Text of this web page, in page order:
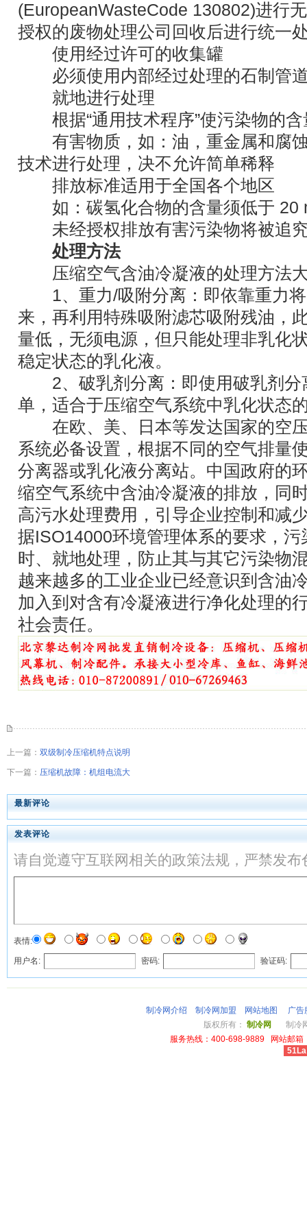
(EuropeanWasteCode 130802)进行
授权的废物处理公司回收后进行统一
使用经过许可的收集罐
必须使用内部经过处理的石制管
就地进行处理
根据“通用技术程序”使污染物的含
有害物质，如：油，重金属和腐蚀
技术进行处理，决不允许简单稀释
排放标准适用于全国各个地区
如：碳氢化合物的含量须低于 20
未经授权排放有害污染物将被追
处理方法
压缩空气含油冷凝液的处理方法
1、重力/吸附分离：即依靠重力将
来，再利用特殊吸附滤芯吸附残油，
量低，无须电源，但只能处理非乳化
稳定状态的乳化液。
2、破乳剂分离：即使用破乳剂分
单，适合于压缩空气系统中乳化状态
在欧、美、日本等发达国家的空压
系统必备设置，根据不同的空气排量
分离器或乳化液分离站。中国政府的
缩空气系统中含油冷凝液的排放，同
高污水处理费用，引导企业控制和减
据ISO14000环境管理体系的要求，
时、就地处理，防止其与其它污染物
越来越多的工业企业已经意识到含油
加入到对含有冷凝液进行净化处理的
社会责任。
上一篇： 双级制冷压缩机特点说明
下一篇： 压缩机故障：机组电流大
最新评论
发表评论
请自觉遵守互联网相关的政策法规，严禁发
表情:
用户名: 密码: 验证码:
制冷网介绍 制冷网加盟 网站地图
广告
版权所有： 制冷网
制冷网
服务热线：400-698-9889 网站邮
51La